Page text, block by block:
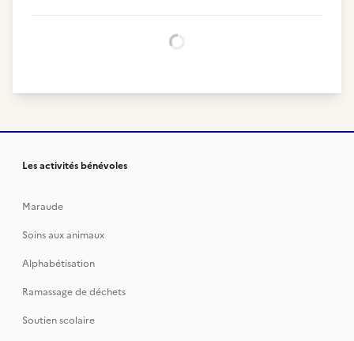
Les activités bénévoles
Maraude
Soins aux animaux
Alphabétisation
Ramassage de déchets
Soutien scolaire